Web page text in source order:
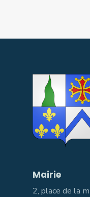
Mairie
2, place de la